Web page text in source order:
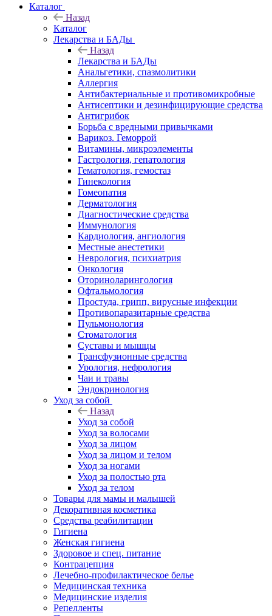
Каталог
Назад
Каталог
Лекарства и БАДы
Назад
Лекарства и БАДы
Анальгетики, спазмолитики
Аллергия
Антибактериальные и противомикробные
Антисептики и дезинфицирующие средства
Антигрибок
Борьба с вредными привычками
Варикоз. Геморрой
Витамины, микроэлементы
Гастрология, гепатология
Гематология, гемостаз
Гинекология
Гомеопатия
Дерматология
Диагностические средства
Иммунология
Кардиология, ангиология
Местные анестетики
Неврология, психиатрия
Онкология
Оториноларингология
Офтальмология
Простуда, грипп, вирусные инфекции
Противопаразитарные средства
Пульмонология
Стоматология
Суставы и мышцы
Трансфузионные средства
Урология, нефрология
Чаи и травы
Эндокринология
Уход за собой
Назад
Уход за собой
Уход за волосами
Уход за лицом
Уход за лицом и телом
Уход за ногами
Уход за полостью рта
Уход за телом
Товары для мамы и малышей
Декоративная косметика
Средства реабилитации
Гигиена
Женская гигиена
Здоровое и спец. питание
Контрацепция
Лечебно-профилактическое белье
Медицинская техника
Медицинские изделия
Репелленты